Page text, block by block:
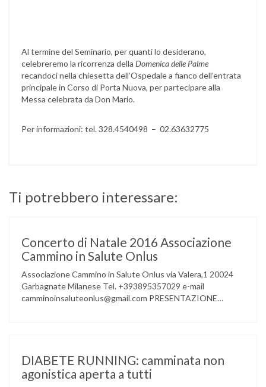
Al termine del Seminario, per quanti lo desiderano,
celebreremo la ricorrenza della Domenica delle Palme
recandoci nella chiesetta dell’Ospedale a fianco dell’entrata
principale in Corso di Porta Nuova, per partecipare alla
Messa celebrata da Don Mario.
Per informazioni: tel. 328.4540498 – 02.63632775
Ti potrebbero interessare:
Concerto di Natale 2016 Associazione
Cammino in Salute Onlus
Associazione Cammino in Salute Onlus via Valera,1 20024
Garbagnate Milanese Tel. +393895357029 e-mail
camminoinsaluteonlus@gmail.com PRESENTAZIONE
gruppo musicale GROOVY LEMONS di PREGNANA
MILANESE. L’ Associazione …
DIABETE RUNNING: camminata non
agonistica aperta a tutti